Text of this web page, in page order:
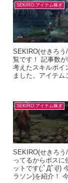
SEKIRO:アイテム稼ぎ
SEKIRO(せきろう
覧です！ 記事数
考えたスキルポイ
ました。アイテム
SEKIRO:アイテム稼ぎ
SEKIRO(せきろ
ってるからボスに
ットです(;ﾟДﾟi|!)
ラソン)を紹介！